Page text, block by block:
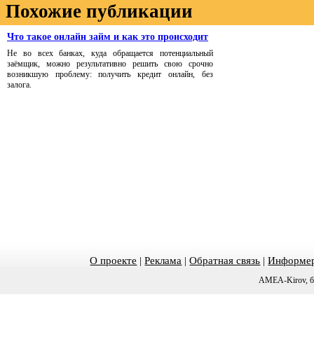
Похожие публикации
Что такое онлайн займ и как это происходит
Не во всех банках, куда обращается потенциальный
заёмщик, можно результативно решить свою срочно
возникшую проблему: получить кредит онлайн, без
залога.
О проекте |Реклама |Обратная связь |
AMEA-Kirov,